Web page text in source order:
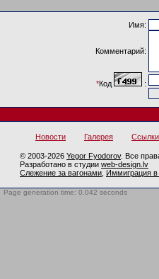
Имя:
Комментарий:
*Код :
Новости Галерея Ссылки
© 2003-2026 Yegor Fyodorov. Все
Разработано в студии web-design.lv
Слежение за вагонами Иммиграция
Page generation time: 0.042 seconds